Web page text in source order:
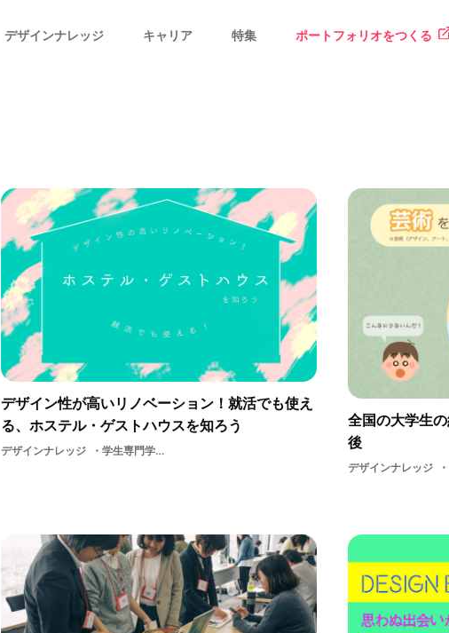
デザインナレッジ キャリア 特集 ポートフォリオをつくる
デザイン性が高いリノベーション！就活でも使え
る、ホステル・ゲストハウスを知ろう
デザインナレッジ 学生専門学校説明会ユースホステル展示美大生交流旅行デザイン休日春休み地域体験東京就活受験生アート国際交流インテリア夏休みゲストハウス大学受験ホステル大学生サービス
全国の大学生
後
デザインナレッジ